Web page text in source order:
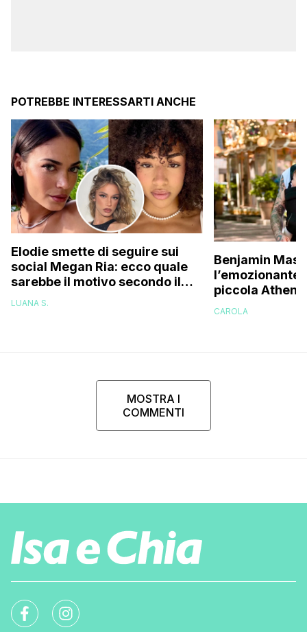
POTREBBE INTERESSARTI ANCHE
Elodie smette di seguire sui
social Megan Ria: ecco quale
sarebbe il motivo secondo il
web (e c’entra Franceska)
LUANA S.
Benjamin
l’emozionante
piccola
una figlia,
CAROLA
MOSTRA I
COMMENTI